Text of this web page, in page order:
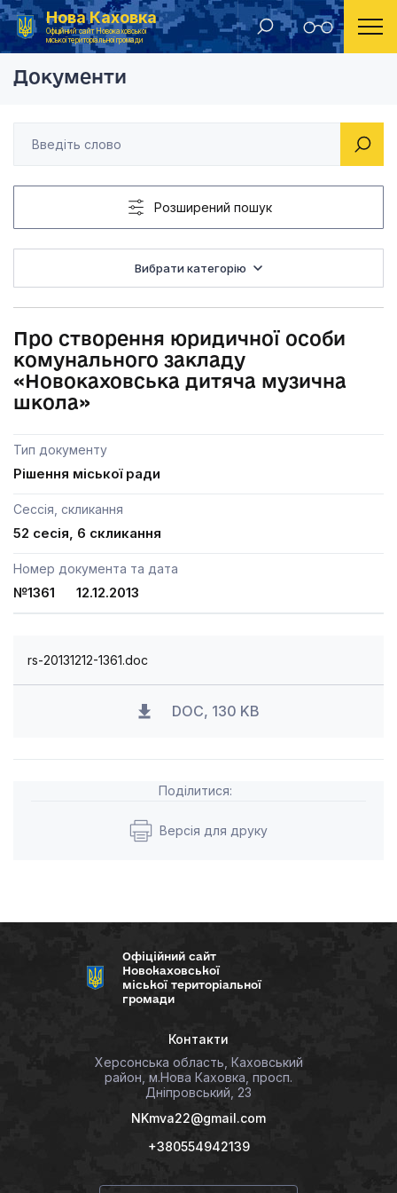
Нова Каховка
Офіційний сайт Новокаховської
міської територіальної громади
Головна Рішення Новокаховської міської ради 2013 рік Про створення
Документи
Розширений пошук
Вибрати категорію
Про створення юридичної особи
комунального закладу
«Новокаховська дитяча музична
школа»
Тип документу
Рішення міської ради
Сессія, скликання
52 сесія, 6 скликання
Номер документа та дата
№1361 12.12.2013
rs-20131212-1361.doc
DOC, 130 KB
Поділитися:
Версія для друку
Офіційний сайт
Новокаховської
міської територіальної
громади
Контакти
Херсонська область, Каховський
район, м.Нова Каховка, просп.
Дніпровський, 23
NKmva22@gmail.com
+380554942139